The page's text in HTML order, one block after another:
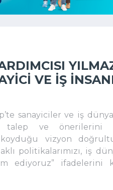
VE IŞ
sanayiciler ve iş
ve önerilerini
vizyon
politikalarımızı, iş
ediyoruz” ifadelerini